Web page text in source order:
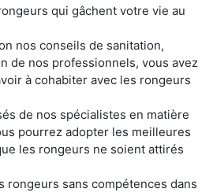
qui gâchent votre vie au
nos conseils de sanitation,
de nos professionnels, vous avez
à cohabiter avec les rongeurs
de nos spécialistes en matière
pourrez adopter les meilleures
les rongeurs ne soient attirés
rongeurs sans compétences dans